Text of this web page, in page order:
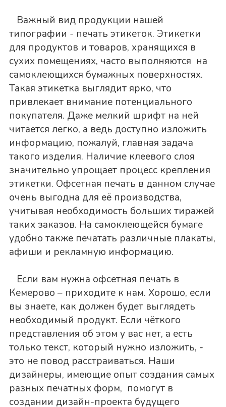
Важный вид продукции нашей
типографии - печать этикеток. Этикетки
для продуктов и товаров, хранящихся в
сухих помещениях, часто выполняются на
самоклеющихся бумажных поверхностях.
Такая этикетка выглядит ярко, что
привлекает внимание потенциального
покупателя. Даже мелкий шрифт на ней
читается легко, а ведь доступно изложить
информацию, пожалуй, главная задача
такого изделия. Наличие клеевого слоя
значительно упрощает процесс крепления
этикетки. Офсетная печать в данном случае
очень выгодна для её производства,
учитывая необходимость больших тиражей
таких заказов. На самоклеющейся бумаге
удобно также печатать различные плакаты,
афиши и рекламную информацию.
Если вам нужна офсетная печать в
Кемерово – приходите к нам. Хорошо, если
вы знаете, как должен будет выглядеть
необходимый продукт. Если чёткого
представления об этом у вас нет, а есть
только текст, который нужно изложить, -
это не повод расстраиваться. Наши
дизайнеры, имеющие опыт создания самых
разных печатных форм, помогут в
создании дизайн-проекта будущего